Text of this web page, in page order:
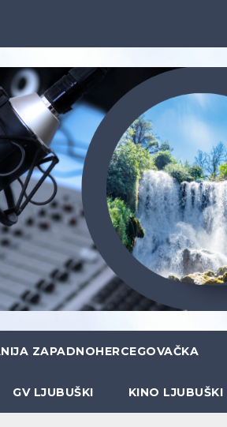
ZAPADNOHERCEGOVAČKA
GV LJUBUŠKI KINO LJUBUŠKI